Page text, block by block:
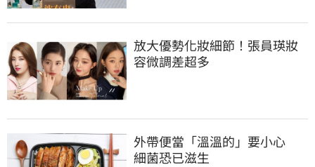
放大優勢化妝細節！張員瑛妝
容微調差超多
外帶便當「溫溫的」要小心
細菌恐已滋生